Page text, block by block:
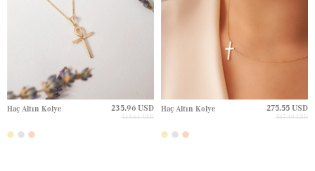
Haç Altın Kolye 235.96 USD
314.61 USD
Haç Altın Kolye 275.55 USD
367.40 USD